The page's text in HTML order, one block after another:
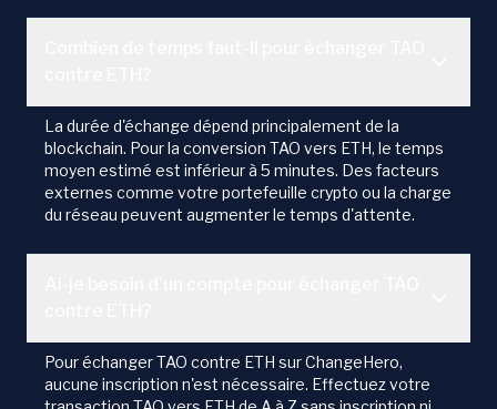
La durée d'échange dépend principalement de la
blockchain. Pour la conversion TAO vers ETH, le temps
moyen estimé est inférieur à 5 minutes. Des facteurs
externes comme votre portefeuille crypto ou la charge
du réseau peuvent augmenter le temps d'attente.
Pour échanger TAO contre ETH sur ChangeHero,
aucune inscription n'est nécessaire. Effectuez votre